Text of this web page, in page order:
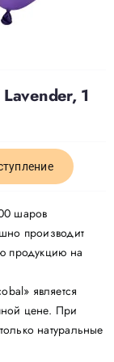
1
шаров
производит
продукцию на
является
цене. При
натуральные